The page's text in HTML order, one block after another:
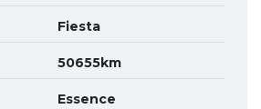
Fiesta
50655km
Essence